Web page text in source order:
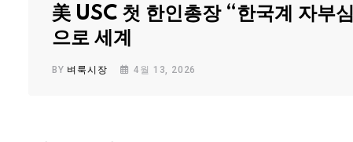
美 USC 첫 한인총장 “한국계 자부심
으로 세계
BY 벼룩시장 4월 13, 2026